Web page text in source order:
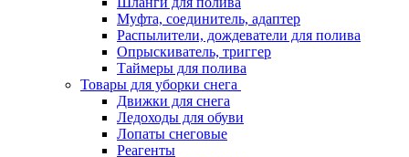
Муфта, соединитель, адаптер
Распылители, дождеватели для полива
Опрыскиватель, триггер
Таймеры для полива
Товары для уборки снега
Движки для снега
Ледоходы для обуви
Лопаты снеговые
Реагенты